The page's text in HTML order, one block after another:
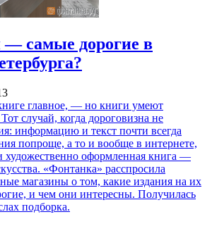
самые дорогие в
главное, — но книги умеют
случай, когда дороговизна не
информацию и текст почти всегда
попроще, а то и вообще в интернете,
художественно оформленная книга —
«Фонтанка» расспросила
магазины о том, какие издания на их
и чем они интересны. Получилась
подборка.